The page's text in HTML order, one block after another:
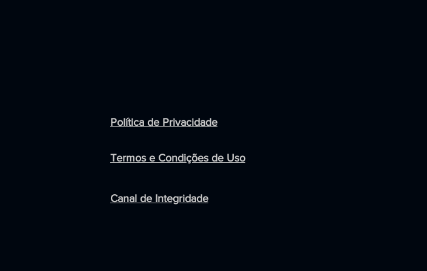
Política de Privacidade
Termos e Condições de Uso
Canal de Integridade